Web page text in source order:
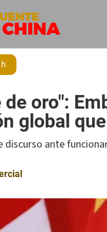
de oro":
global
discurso ante